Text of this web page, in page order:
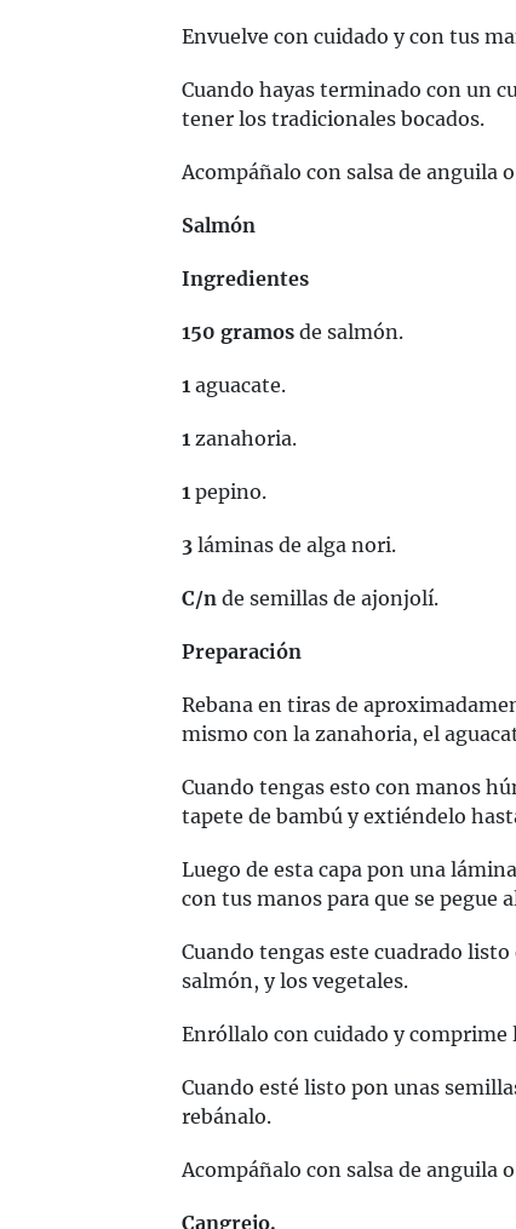
Envuelve con cuidado y con tus
Cuando hayas terminado con un
tener los tradicionales bocados.
Acompáñalo con salsa de anguila
Salmón
Ingredientes
150 gramos de salmón.
1 aguacate.
1 zanahoria.
1 pepino.
3 láminas de alga nori.
C/n de semillas de ajonjolí.
Preparación
Rebana en tiras de
mismo con la zanahoria, el
Cuando tengas esto con manos
tapete de bambú y extiéndelo
Luego de esta capa pon una
con tus manos para que se pegue
Cuando tengas este cuadrado
salmón, y los vegetales.
Enróllalo con cuidado y comprime
Cuando esté listo pon unas
rebánalo.
Acompáñalo con salsa de anguila
Cangrejo.